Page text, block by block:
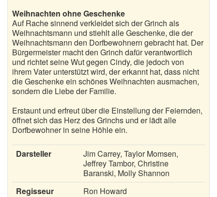
Weihnachten ohne Geschenke
Auf Rache sinnend verkleidet sich der Grinch als
Weihnachtsmann und stiehlt alle Geschenke, die der
Weihnachtsmann den Dorfbewohnern gebracht hat. Der
Bürgermeister macht den Grinch dafür verantwortlich
und richtet seine Wut gegen Cindy, die jedoch von
ihrem Vater unterstützt wird, der erkannt hat, dass nicht
die Geschenke ein schönes Weihnachten ausmachen,
sondern die Liebe der Familie.
Erstaunt und erfreut über die Einstellung der Feiernden,
öffnet sich das Herz des Grinchs und er lädt alle
Dorfbewohner in seine Höhle ein.
Darsteller
Jim Carrey, Taylor Momsen,
Jeffrey Tambor, Christine
Baranski, Molly Shannon
Regisseur
Ron Howard